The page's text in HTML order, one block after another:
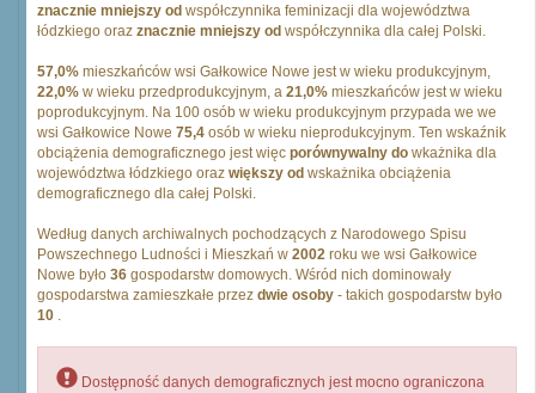
znacznie mniejszy od współczynnika feminizacji dla województwa
łódzkiego oraz znacznie mniejszy od współczynnika dla całej Polski.
57,0% mieszkańców wsi Gałkowice Nowe jest w wieku produkcyjnym,
22,0% w wieku przedprodukcyjnym, a 21,0% mieszkańców jest w wieku
poprodukcyjnym. Na 100 osób w wieku produkcyjnym przypada we we
wsi Gałkowice Nowe 75,4 osób w wieku nieprodukcyjnym. Ten wskaźnik
obciążenia demograficznego jest więc porównywalny do wkażnika dla
województwa łódzkiego oraz większy od wskażnika obciążenia
demograficznego dla całej Polski.
Według danych archiwalnych pochodzących z Narodowego Spisu
Powszechnego Ludności i Mieszkań w 2002 roku we wsi Gałkowice
Nowe było 36 gospodarstw domowych. Wśród nich dominowały
gospodarstwa zamieszkałe przez dwie osoby - takich gospodarstw było
10 .
Dostępność danych demograficznych jest mocno ograniczona